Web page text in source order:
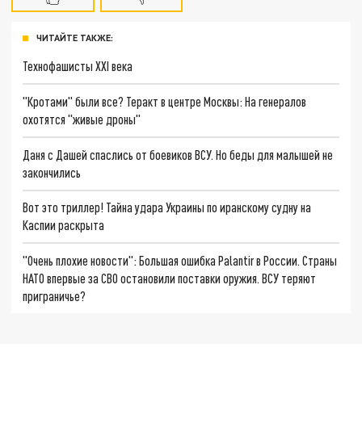
ЧИТАЙТЕ ТАКЖЕ:
Технофашисты XXI века
"Кротами" были все? Теракт в центре Москвы: На генералов
охотятся "живые дроны"
Даня с Дашей спаслись от боевиков ВСУ. Но беды для малышей не
закончились
Вот это триллер! Тайна удара Украины по иранскому судну на
Каспии раскрыта
"Очень плохие новости": Большая ошибка Palantir в России. Страны
НАТО впервые за СВО остановили поставки оружия. ВСУ теряют
приграничье?